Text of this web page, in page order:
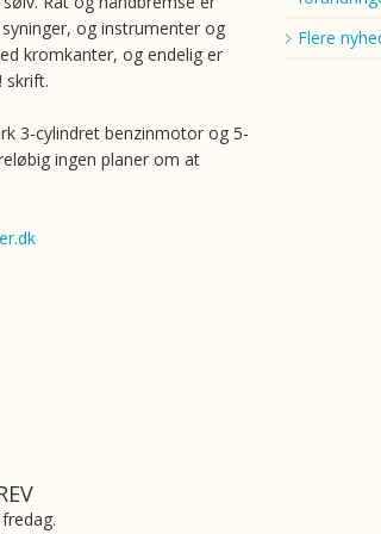
og instrumenter og
kromkanter, og endelig er
skrift.
3-cylindret benzinmotor og 5-
ingen planer om at
Flere